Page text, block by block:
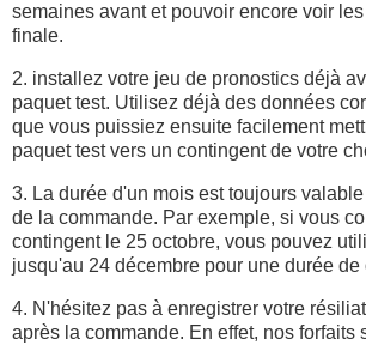
semaines avant et pouvoir encore voir
finale.
2. installez votre jeu de pronostics déjà
paquet test. Utilisez déjà des données
que vous puissiez ensuite facilement
paquet test vers un contingent de votre
3. La durée d'un mois est toujours
de la commande. Par exemple, si vous
contingent le 25 octobre, vous pouvez
jusqu'au 24 décembre pour une durée de
4. N'hésitez pas à enregistrer votre
après la commande. En effet, nos forfaits